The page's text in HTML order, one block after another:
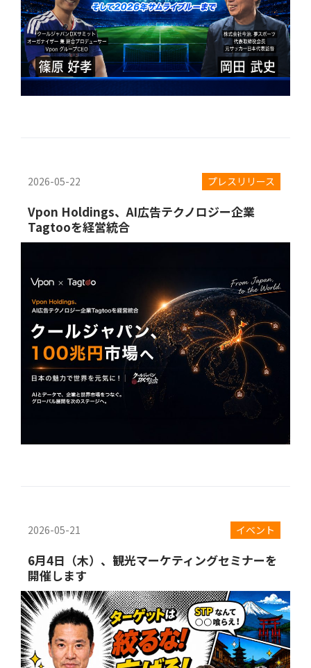
2026-05-22 プレスリリース
Vpon Holdings、AI広告テクノロジー企業
Tagtooを経営統合
2026-05-21 イベント
6月4日（木）、観光マーケティングセミナーを
開催します